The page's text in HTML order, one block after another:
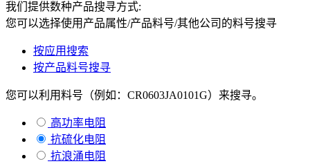
我们提供数种产品搜寻方式:
您可以选择使用产品属性/产品料号/其他公司的料号搜寻
按应用搜索
按产品料号搜寻
您可以利用料号（例如：CR0603JA0101G）来搜寻。
高功率电阻
抗硫化电阻
抗浪涌电阻